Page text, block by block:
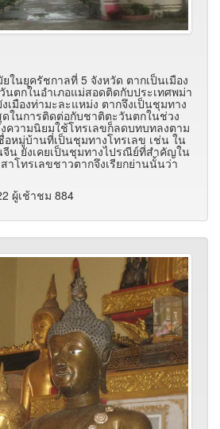
ในยุครัชกาลที่ 5 จังหวัด ตากเป็นเมือง
ตกในอำเภอแม่สอดติดกับประเทศพม่า
เมืองท่ามะละแหม่ง ตากจึงเป็นชุมทาง
ในการติดต่อกับชาติตะวันตกในช่วง
ความนิยมใช้โทรเลขก็ลดบทบทลงตาม
อหมู่บ้านที่เป็นชุมทางโทรเลข เช่น ใน
จีน ยังเคยเป็นชุมทางไปรณีย์ที่สำคัญใน
าโทรเลขชาวตากจึงเรียกย่านนั้นว่า
ผู้เช้าชม 884